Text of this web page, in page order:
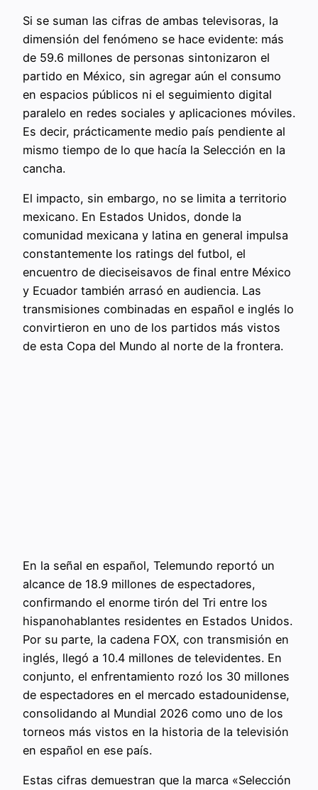
Si se suman las cifras de ambas televisoras, la
dimensión del fenómeno se hace evidente: más
de 59.6 millones de personas sintonizaron el
partido en México, sin agregar aún el consumo
en espacios públicos ni el seguimiento digital
paralelo en redes sociales y aplicaciones móviles.
Es decir, prácticamente medio país pendiente al
mismo tiempo de lo que hacía la Selección en la
cancha.
El impacto, sin embargo, no se limita a territorio
mexicano. En Estados Unidos, donde la
comunidad mexicana y latina en general impulsa
constantemente los ratings del futbol, el
encuentro de dieciseisavos de final entre México
y Ecuador también arrasó en audiencia. Las
transmisiones combinadas en español e inglés lo
convirtieron en uno de los partidos más vistos
de esta Copa del Mundo al norte de la frontera.
En la señal en español, Telemundo reportó un
alcance de 18.9 millones de espectadores,
confirmando el enorme tirón del Tri entre los
hispanohablantes residentes en Estados Unidos.
Por su parte, la cadena FOX, con transmisión en
inglés, llegó a 10.4 millones de televidentes. En
conjunto, el enfrentamiento rozó los 30 millones
de espectadores en el mercado estadounidense,
consolidando al Mundial 2026 como uno de los
torneos más vistos en la historia de la televisión
en español en ese país.
Estas cifras demuestran que la marca «Selección